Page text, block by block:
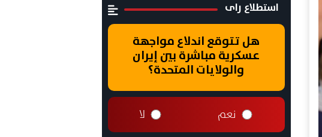
استطلاع راى
هل تتوقع اندلاع مواجهة
عسكرية مباشرة بين إيران
والولايات المتحدة؟
نعم لا